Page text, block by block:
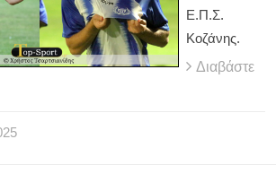
Ε.Π.Σ.
Κοζάνης.
Διαβάστε